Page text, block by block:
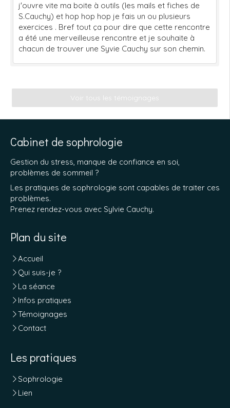
j'ouvre vite ma boite à outils (les mails et fiches de
S.Cauchy) et hop hop hop je fais un ou plusieurs
exercices . Bref tout ça pour dire que cette rencontre
a été une merveilleuse rencontre et je souhaite à
chacun de trouver une Syvie Cauchy sur son chemin.
Voir tous les témoignages
Cabinet de sophrologie
Gestion du stress, manque de confiance en soi,
problèmes de sommeil ?
Les pratiques de sophrologie sont capables de traiter ces
problèmes.
Prenez rendez-vous avec Sylvie Cauchy.
Plan du site
Accueil
Qui suis-je ?
La séance
Infos pratiques
Témoignages
Contact
Les pratiques
Sophrologie
Lien